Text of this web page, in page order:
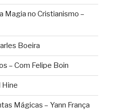
Magia no Cristianismo –
Boeira
– Com Felipe Boin
Hine
Mágicas – Yann França